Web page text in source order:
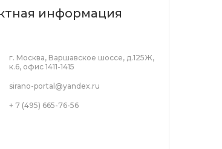
информация
г. Москва, Варшавское шоссе, д.125Ж,
к.6, офис 1411-1415
sirano-portal@yandex.ru
+ 7 (495) 665-76-56